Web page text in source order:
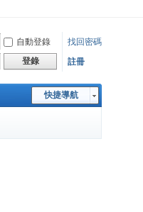
自動登錄
找回密碼
登錄 註冊
快捷導航